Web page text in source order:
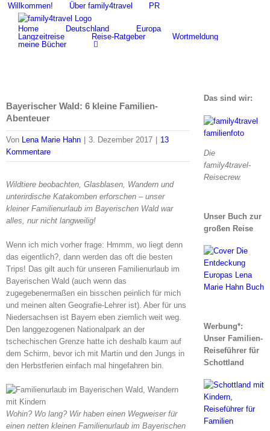
Zum
springen
Willkommen! Über family4travel PR
Suche
nach:
Home Deutschland
Europa
Langzeitreise
Reise-Ratgeber
Wortmeldung
meine Bücher
Bayerischer Wald: 6 kleine Familien-
Abenteuer
Von Lena Marie Hahn 3. Dezember 2017
13
Kommentare
Wildtiere beobachten, Glasblasen, Wandern und
unterirdische Katakomben erforschen – unser
kleiner Familienurlaub im Bayerischen Wald war
alles, nur nicht langweilig!
Wenn ich mich vorher frage: Hmmm, wo liegt denn
das eigentlich?, dann werden das oft die besten
Trips! Das gilt auch für unseren Familienurlaub im
Bayerischen Wald (auch wenn das
zugegebenermaßen ein bisschen peinlich für mich
und meinen alten Geografie-Lehrer ist). Aber für uns
Niedersachsen ist Bayern eben ziemlich weit weg.
Den langgezogenen Nationalpark an der
tschechischen Grenze hatte ich deshalb kaum auf
dem Schirm, bevor ich mit Martin und den Jungs in
den Herbstferien einfach mal hingefahren bin.
Wohin? Wo lang? Wir haben einen Wegweiser für
einen netten kleinen Familienurlaub im Bayerischen
Das sind wir:
Die
family4travel-
Reisecrew.
Unser Buch zur
großen Reise
Werbung*:
Unser Familien-
Reiseführer für
Schottland